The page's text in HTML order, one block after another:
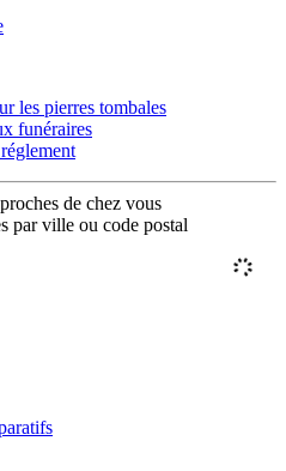
les pierres tombales
funéraires
de chez vous
par ville ou code postal